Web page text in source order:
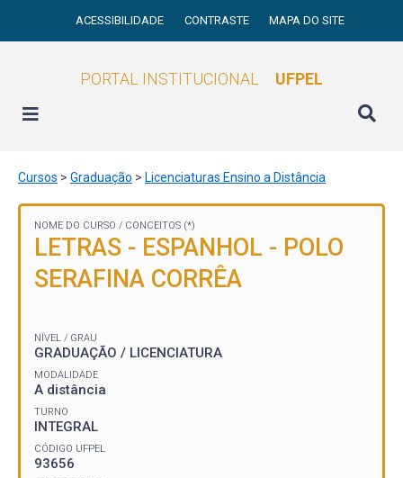
ACESSIBILIDADE CONTRASTE MAPA DO SITE
PORTAL INSTITUCIONAL UFPEL
Cursos > Graduação > Licenciaturas Ensino a Distância
NOME DO CURSO / CONCEITOS (*)
LETRAS - ESPANHOL - POLO
SERAFINA CORRÊA
NÍVEL / GRAU
GRADUAÇÃO / LICENCIATURA
MODALIDADE
A distância
TURNO
INTEGRAL
CÓDIGO UFPEL
93656